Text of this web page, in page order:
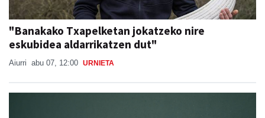
"Banakako Txapelketan jokatzeko nire
eskubidea aldarrikatzen dut"
Aiurri abu 07, 12:00 URNIETA